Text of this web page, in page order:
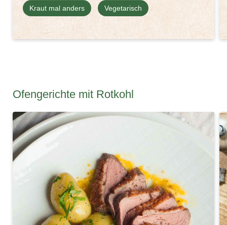
Kraut mal anders Vegetarisch
Ofengerichte mit Rotkohl